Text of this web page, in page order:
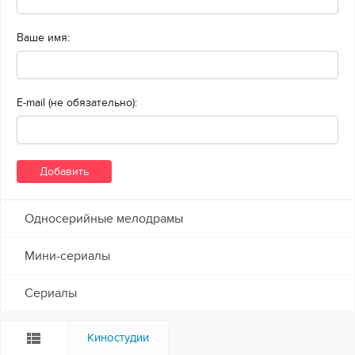
Ваше имя:
E-mail (не обязательно):
Односерийные мелодрамы
Мини-сериалы
Сериалы
Киностудии